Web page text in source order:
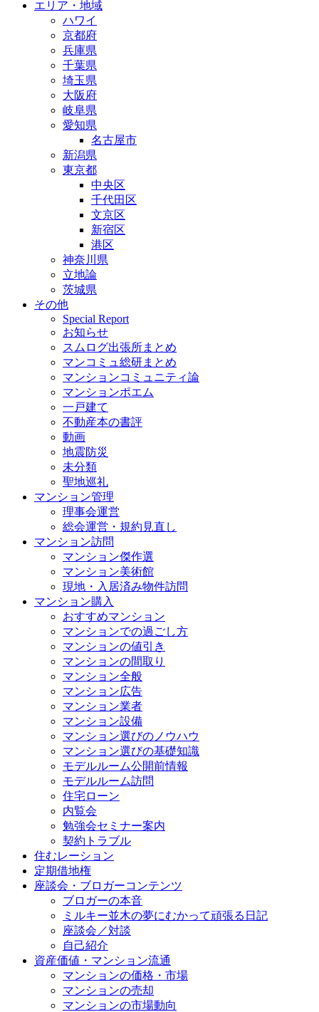
エリア・地域
ハワイ
京都府
兵庫県
千葉県
埼玉県
大阪府
岐阜県
愛知県
名古屋市
新潟県
東京都
中央区
千代田区
文京区
新宿区
港区
神奈川県
立地論
茨城県
その他
Special Report
お知らせ
スムログ出張所まとめ
マンコミュ総研まとめ
マンションコミュニティ論
マンションポエム
一戸建て
不動産本の書評
動画
地震防災
未分類
聖地巡礼
マンション管理
理事会運営
総会運営・規約見直し
マンション訪問
マンション傑作選
マンション美術館
現地・入居済み物件訪問
マンション購入
おすすめマンション
マンションでの過ごし方
マンションの値引き
マンションの間取り
マンション全般
マンション広告
マンション業者
マンション設備
マンション選びのノウハウ
マンション選びの基礎知識
モデルルーム公開前情報
モデルルーム訪問
住宅ローン
内覧会
勉強会セミナー案内
契約トラブル
住むレーション
定期借地権
座談会・ブロガーコンテンツ
ブロガーの本音
ミルキー並木の夢にむかって頑張る日記
座談会／対談
自己紹介
資産価値・マンション流通
マンションの価格・市場
マンションの売却
マンションの市場動向